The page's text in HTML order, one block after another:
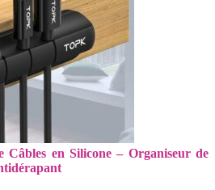
Câbles en Silicone – Organiseur de